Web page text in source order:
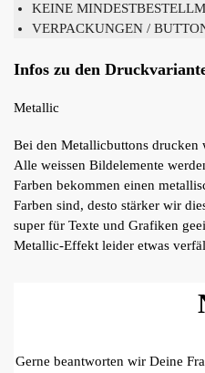
KEINE
VERPACKUNGEN /
Infos zu den
Metallic
Bei den Metallicbuttons drucken
Alle weissen Bildelemente
Farben bekommen einen
Farben sind, desto stärker wir
super für Texte und Grafiken
Metallic-Effekt leider etwas
Gerne beantworten wir Deine